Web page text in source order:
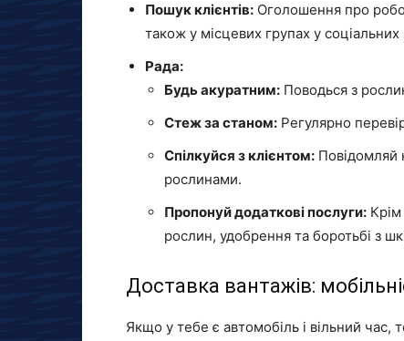
Пошук клієнтів: Оголошення про
також у місцевих групах у
Рада:
Будь акуратним: Поводься з
Стеж за станом: Регулярно
Спілкуйся з клієнтом: Повідомляй
рослинами.
Пропонуй додаткові послуги:
рослин, удобрення та боротьбі з
Доставка вантажів:
Якщо у тебе є автомобіль і вільний час,